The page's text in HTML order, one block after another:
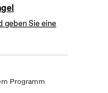
geben Sie eine
Programm